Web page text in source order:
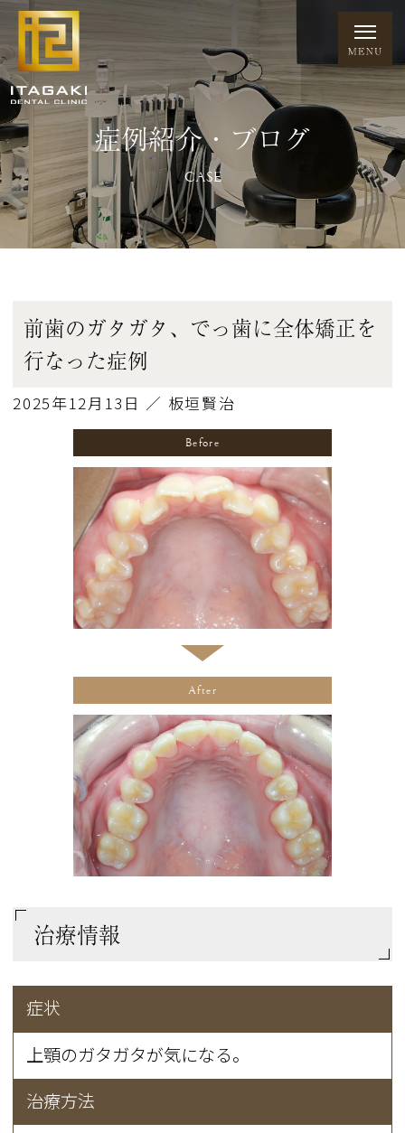
症例紹介・ブログ
CASE
前歯のガタガタ、でっ歯に全体矯正を
行なった症例
2025年12月13日 ／ 板垣賢治
Before
After
治療情報
症状
上顎のガタガタが気になる。
治療方法